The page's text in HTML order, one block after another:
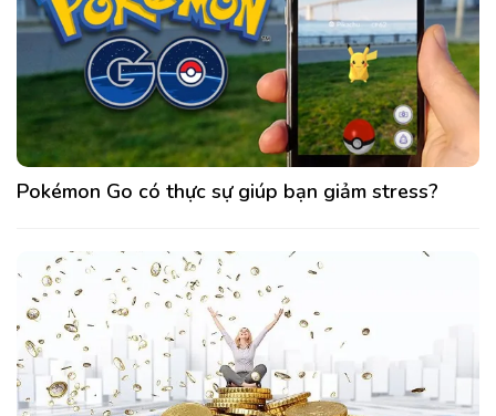
Pokémon Go có thực sự giúp bạn giảm stress?